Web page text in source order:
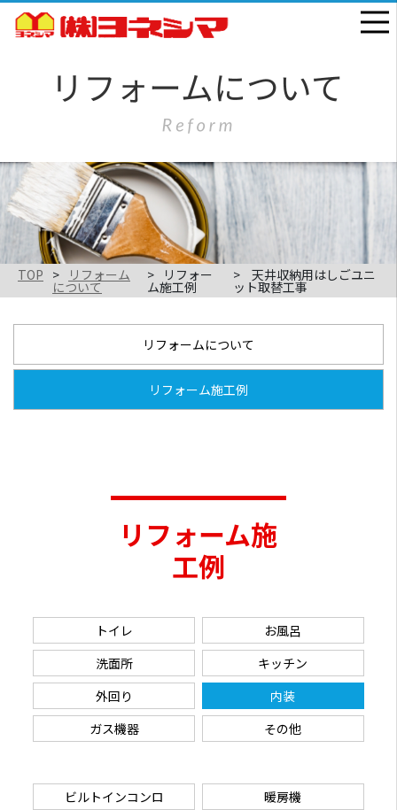
TOP リフォーム
について
リフォー
ム施工例
天井収納用はしごユニ
ット取替工事
リフォームについて
リフォーム施工例
リフォーム施
工例
トイレ
お風呂
洗面所
キッチン
外回り
内装
ガス機器
その他
ビルトインコンロ
暖房機